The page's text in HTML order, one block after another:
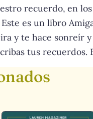
recuerdo, en
es un libro
y te hace sonreír
tus